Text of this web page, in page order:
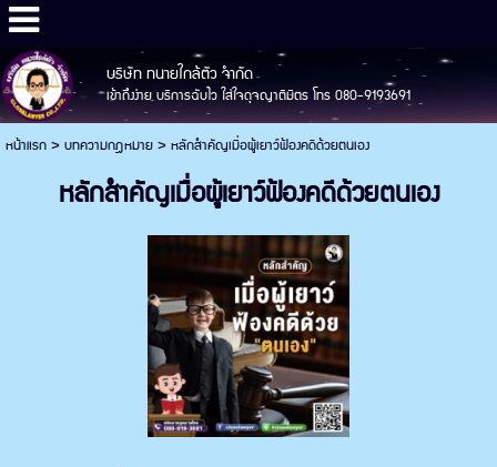
บริษัท ทนายใกล้ตัว จำกัด
เข้าถึงง่าย บริการฉับไว ใส่ใจดุจญาติมิตร โทร 080-9193691
หน้าแรก>บทความกฎหมาย>หลักสำคัญเมื่อผู้เยาว์ฟ้องคดีด้วยตนเอง
หลักสำคัญเมื่อผู้เยาว์ฟ้องคดีด้วยตนเอง